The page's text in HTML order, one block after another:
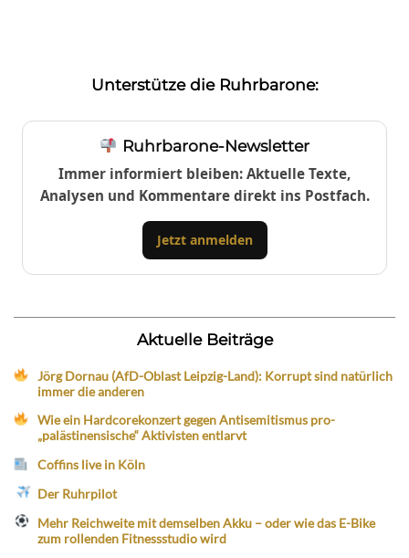
Unterstütze die Ruhrbarone:
Ruhrbarone-Newsletter
Immer informiert bleiben: Aktuelle Texte,
Analysen und Kommentare direkt ins Postfach.
Jetzt anmelden
Aktuelle Beiträge
Jörg Dornau (AfD-Oblast Leipzig-Land): Korrupt sind natürlich
immer die anderen
Wie ein Hardcorekonzert gegen Antisemitismus pro-
„palästinensische“ Aktivisten entlarvt
Coffins live in Köln
Der Ruhrpilot
Mehr Reichweite mit demselben Akku – oder wie das E-Bike
zum rollenden Fitnessstudio wird